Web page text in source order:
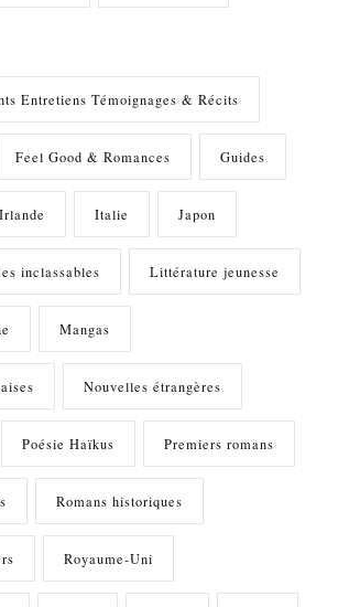
Entretiens Témoignages & Récits
Feel Good & Romances Guides
Irlande Italie Japon
inclassables Littérature jeunesse
Mangas
Nouvelles étrangères
Poésie Haïkus Premiers romans
Romans historiques
Royaume-Uni